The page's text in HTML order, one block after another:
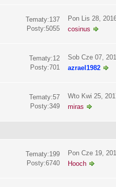
Tematy:137
Posty:5055
Pon Lis 28,
cosinus
Tematy:12
Posty:701
Sob Cze 07,
azrael1982
Tematy:57
Posty:349
Wto Kwi 25,
miras
Tematy:199
Posty:6740
Pon Cze 19,
Hooch